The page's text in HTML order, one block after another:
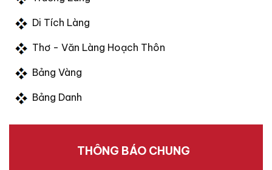
Di Tích Làng
Thơ - Văn Làng Hoạch Thôn
Bảng Vàng
Bảng Danh
THÔNG BÁO CHUNG